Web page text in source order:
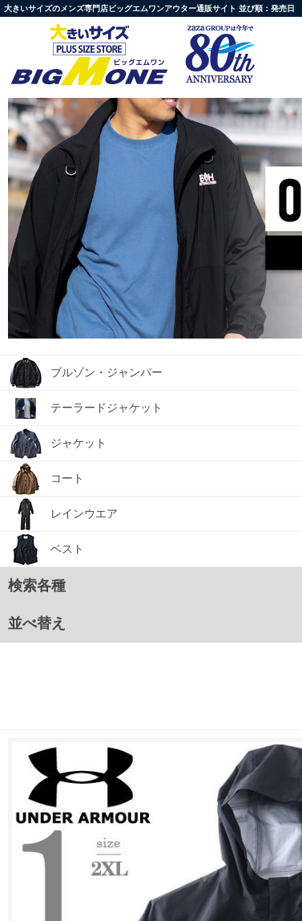
大きいサイズのメンズ専門店ビッグエムワンアウター通販サイト 並び順：発売日
ブルゾン・ジャンパー
テーラードジャケット
ジャケット
コート
レインウエア
ベスト
検索各種
並べ替え